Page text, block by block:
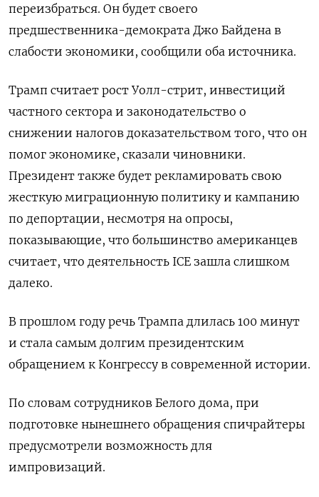
переизбраться. Он будет своего
предшественника-демократа Джо Байдена в
слабости экономики, сообщили оба источника.
Трамп считает рост Уолл-стрит, инвестиций ​
частного сектора и законодательство о
снижении налогов ⁠доказательством того, что он
помог экономике, сказали чиновники.
Президент также будет рекламировать свою
жесткую миграционную политику и кампанию
по депортации, несмотря на опросы,
показывающие, что ‌большинство американцев
считает, что деятельность ICE зашла слишком
далеко.
В прошлом году речь Трампа длилась 100 ‌минут
и стала самым долгим президентским
обращением к Конгрессу в современной истории.
По словам сотрудников Белого дома, при
подготовке нынешнего обращения ​спичрайтеры
предусмотрели возможность для
импровизаций.